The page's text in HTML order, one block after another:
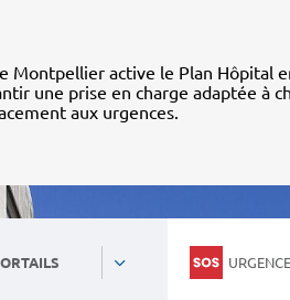
Montpellier active le Plan Hôpital
une prise en charge adaptée à
aux urgences.